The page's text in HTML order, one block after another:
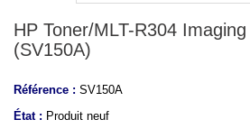
HP Toner/MLT-R304
(SV150A)
Référence : SV150A
État : Produit neuf